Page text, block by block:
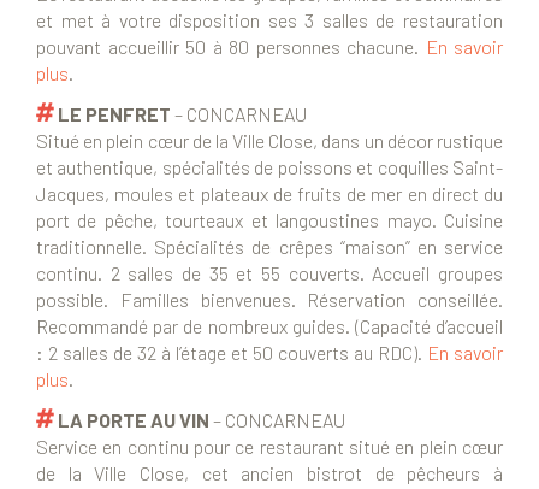
et met à votre disposition ses 3 salles de restauration
pouvant accueillir 50 à 80 personnes chacune. En savoir
plus.
LE PENFRET – CONCARNEAU
Situé en plein cœur de la Ville Close, dans un décor rustique
et authentique, spécialités de poissons et coquilles Saint-
Jacques, moules et plateaux de fruits de mer en direct du
port de pêche, tourteaux et langoustines mayo. Cuisine
traditionnelle. Spécialités de crêpes “maison” en service
continu. 2 salles de 35 et 55 couverts. Accueil groupes
possible. Familles bienvenues. Réservation conseillée.
Recommandé par de nombreux guides. (Capacité d’accueil
: 2 salles de 32 à l’étage et 50 couverts au RDC). En savoir
plus.
LA PORTE AU VIN – CONCARNEAU
Service en continu pour ce restaurant situé en plein cœur
de la Ville Close, cet ancien bistrot de pêcheurs à